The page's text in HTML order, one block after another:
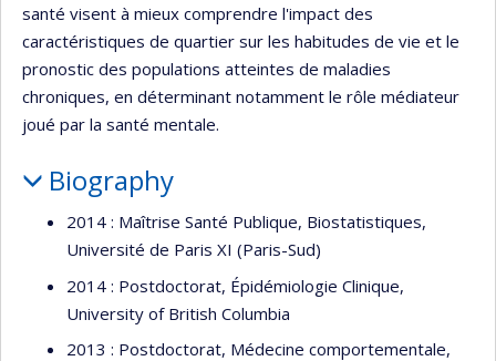
santé visent à mieux comprendre l'impact des
caractéristiques de quartier sur les habitudes de vie et le
pronostic des populations atteintes de maladies
chroniques, en déterminant notamment le rôle médiateur
joué par la santé mentale.
Biography
2014 : Maîtrise Santé Publique, Biostatistiques,
Université de Paris XI (Paris-Sud)
2014 : Postdoctorat, Épidémiologie Clinique,
University of British Columbia
2013 : Postdoctorat, Médecine comportementale,